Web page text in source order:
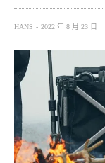
HANS 2022 年 8 月 23 日